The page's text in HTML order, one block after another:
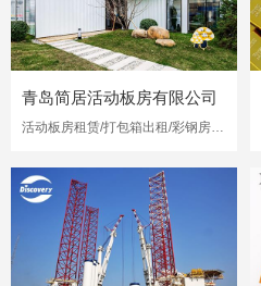
青岛简居活动板房有限公司
活动板房租赁/打包箱出租/彩钢房出租